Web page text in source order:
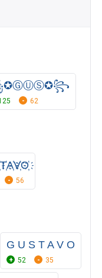
62
56
G U S T A V O
52 35